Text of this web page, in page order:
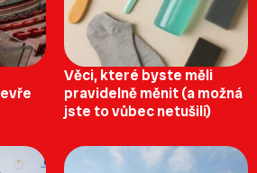
Věci, které byste měli
pravidelně měnit (a možná
jste to vůbec netušili)